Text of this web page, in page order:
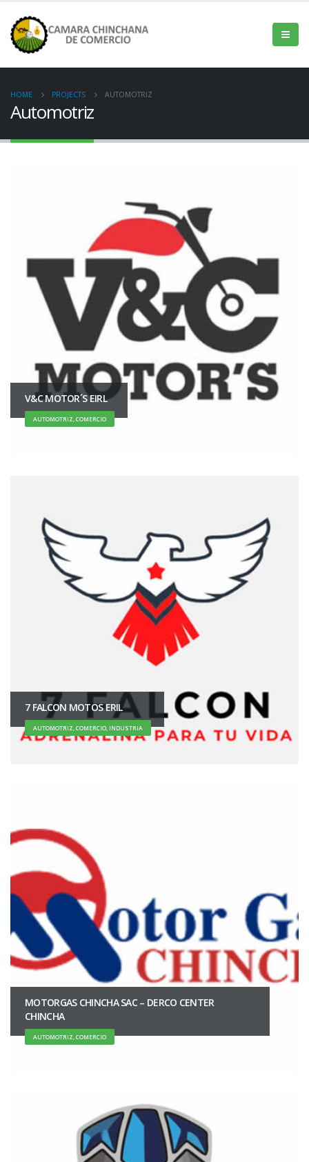
HOME PROJECTS AUTOMOTRIZ
Automotriz
V&C MOTOR´S EIRL
AUTOMOTRIZ, COMERCIO
7 FALCON MOTOS ERIL
AUTOMOTRIZ, COMERCIO, INDUSTRIA
MOTORGAS CHINCHA SAC – DERCO CENTER
CHINCHA
AUTOMOTRIZ, COMERCIO